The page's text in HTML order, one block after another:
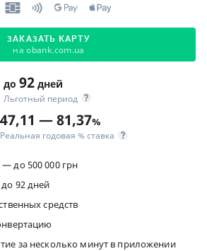
ЗАКАЗАТЬ КАРТУ
на obank.com.ua
до 92 дней
Льготный период
47,11 — 81,37%
Реальная годовая % ставка
до 500 000 грн
92 дней
средств
за несколько минут в приложении